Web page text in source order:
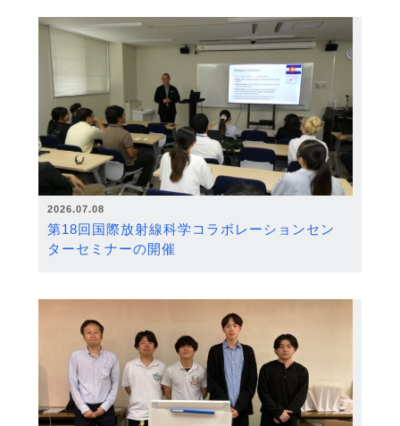
2026.07.08
第18回国際放射線科学コラボレーションセン
ターセミナーの開催